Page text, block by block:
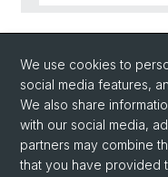
We use cookies to
social media features,
We also share
with our social media,
partners may combine
that you have provided